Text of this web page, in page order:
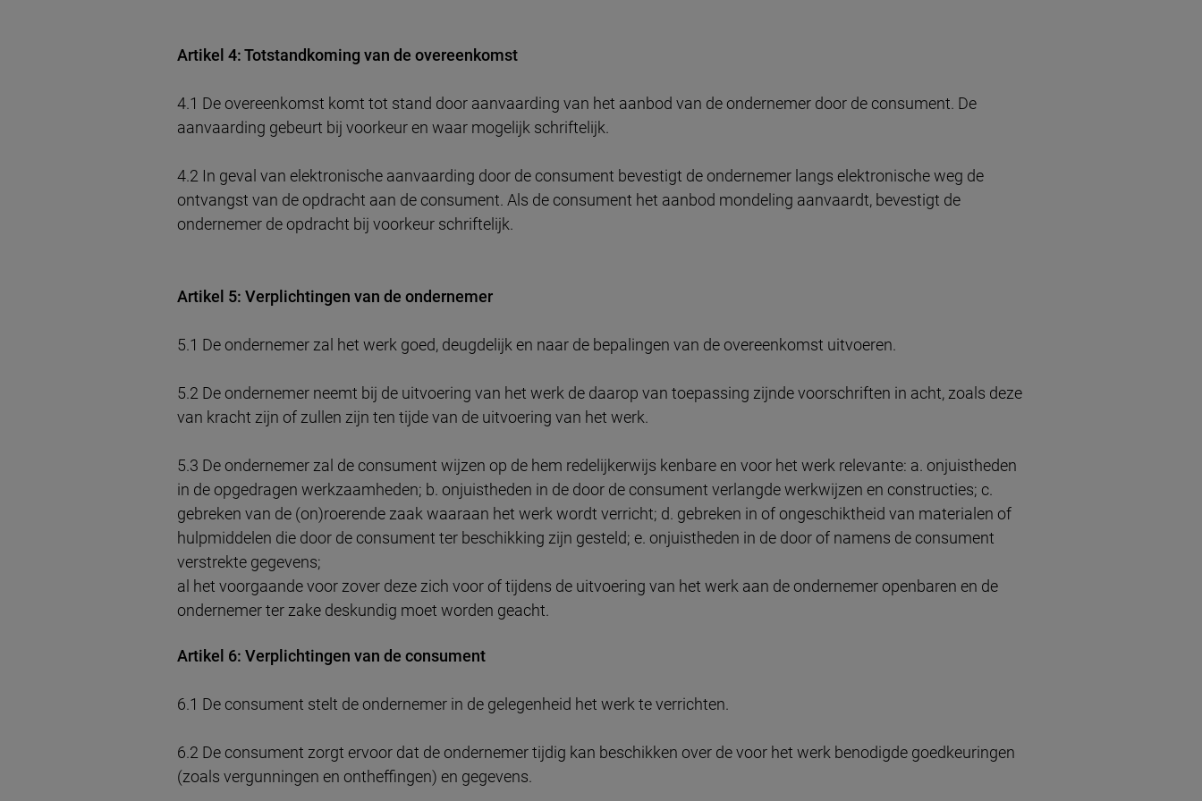
Artikel 4: Totstandkoming van de overeenkomst
4.1 De overeenkomst komt tot stand door aanvaarding van het aanbod van de ondernemer door de consument. De
aanvaarding gebeurt bij voorkeur en waar mogelijk schriftelijk.
4.2 In geval van elektronische aanvaarding door de consument bevestigt de ondernemer langs elektronische weg de
ontvangst van de opdracht aan de consument. Als de consument het aanbod mondeling aanvaardt, bevestigt de
ondernemer de opdracht bij voorkeur schriftelijk.
Artikel 5: Verplichtingen van de ondernemer
5.1 De ondernemer zal het werk goed, deugdelijk en naar de bepalingen van de overeenkomst uitvoeren.
5.2 De ondernemer neemt bij de uitvoering van het werk de daarop van toepassing zijnde voorschriften in acht, zoals deze
van kracht zijn of zullen zijn ten tijde van de uitvoering van het werk.
5.3 De ondernemer zal de consument wijzen op de hem redelijkerwijs kenbare en voor het werk relevante: a. onjuistheden
in de opgedragen werkzaamheden; b. onjuistheden in de door de consument verlangde werkwijzen en constructies; c.
gebreken van de (on)roerende zaak waaraan het werk wordt verricht; d. gebreken in of ongeschiktheid van materialen of
hulpmiddelen die door de consument ter beschikking zijn gesteld; e. onjuistheden in de door of namens de consument
verstrekte gegevens;
al het voorgaande voor zover deze zich voor of tijdens de uitvoering van het werk aan de ondernemer openbaren en de
ondernemer ter zake deskundig moet worden geacht.
Artikel 6: Verplichtingen van de consument
6.1 De consument stelt de ondernemer in de gelegenheid het werk te verrichten.
6.2 De consument zorgt ervoor dat de ondernemer tijdig kan beschikken over de voor het werk benodigde goedkeuringen
(zoals vergunningen en ontheffingen) en gegevens.